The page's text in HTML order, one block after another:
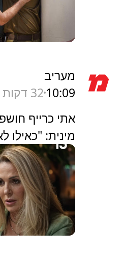
מעריב
10:09 32 דקות
אתי כרייף
מינית: "כאילו